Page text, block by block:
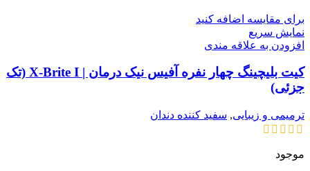
برای مقایسه اضافه کنید
نمایش سریع
افزودن به علاقه مندی
کیت بلیچینگ چهار نفره آفیس نیک درمان | X-Brite I (تک
جزئی)
ترمیمی و زیبایی, سفید کننده دندان
موجود